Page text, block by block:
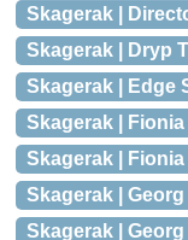
Skagerak |
Skagerak | Dryp
Skagerak | Edge
Skagerak |
Skagerak |
Skagerak |
Skagerak |